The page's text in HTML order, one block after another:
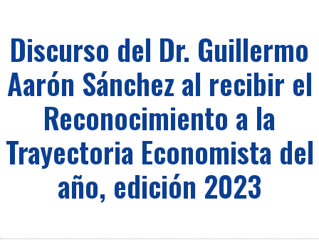
Discurso del Dr. Guillermo
Aarón Sánchez al recibir el
Reconocimiento a la
Trayectoria Economista del
año, edición 2023